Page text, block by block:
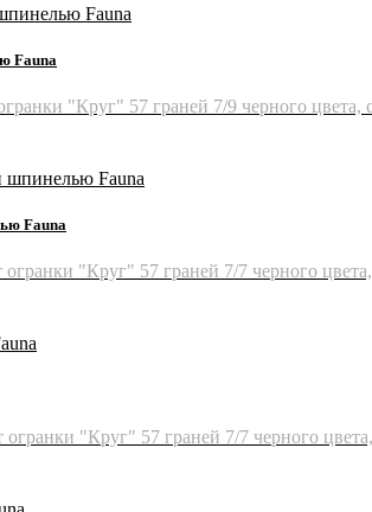
Fauna
"Круг" 57 граней 7/9 черного
Fauna
"Круг" 57 граней 7/7 черного
"Круг" 57 граней 7/7 черного